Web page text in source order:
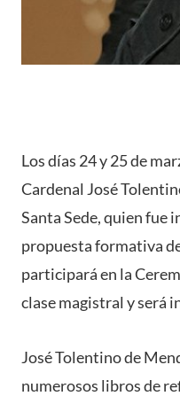
Los días 24 y 25 de
Cardenal José
Santa Sede, quien fue
propuesta formativa
participará en la
clase magistral y será
José Tolentino de
numerosos libros de